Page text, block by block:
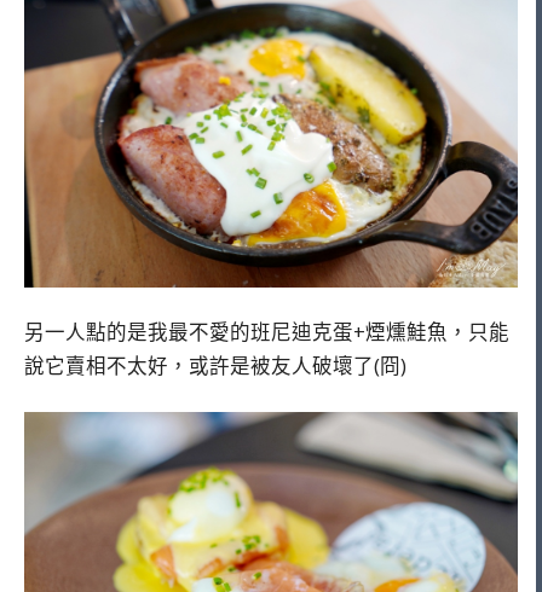
另一人點的是我最不愛的班尼迪克蛋+煙燻鮭魚，只能
說它賣相不太好，或許是被友人破壞了(冏)